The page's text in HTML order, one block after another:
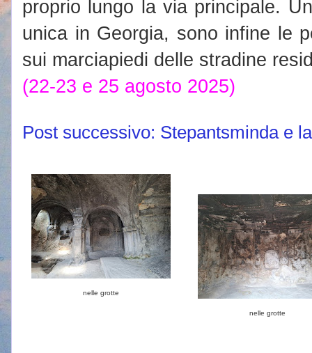
proprio lungo la via principale.
unica in Georgia, sono infine le
sui marciapiedi delle stradine
(22-23 e 25 agosto 2025)
Post successivo: Stepantsminda e
nelle grotte
nelle grotte